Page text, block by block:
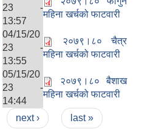
23 -
13:57
महिना खर्चको फाटवारी
04/15/20
23 -
13:55
२०७९।८० चैत्र
महिना खर्चको फाटवारी
05/15/20
23 -
14:44
२०७९।८० बैशाख
महिना खर्चको फाटवारी
next › last »